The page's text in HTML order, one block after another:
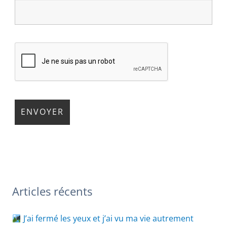
Articles récents
J’ai fermé les yeux et j’ai vu ma vie autrement